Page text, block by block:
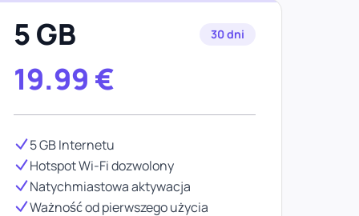
5 GB 30 dni
19.99 €
5 GB Internetu
Hotspot Wi-Fi dozwolony
Natychmiastowa aktywacja
Ważność od pierwszego użycia